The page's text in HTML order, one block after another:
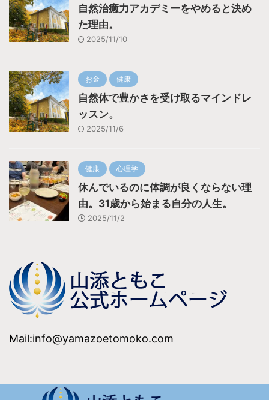
自然治癒力アカデミーをやめると決め
た理由。
2025/11/10
お金 健康
自然体で豊かさを受け取るマインドレ
ッスン。
2025/11/6
健康 心理学
休んでいるのに体調が良くならない理
由。31歳から始まる自分の人生。
2025/11/2
Mail:info@yamazoetomoko.com